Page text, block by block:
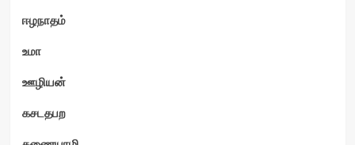
ஈழநாதம்
உமா
ஊழியன்
கசடதபற